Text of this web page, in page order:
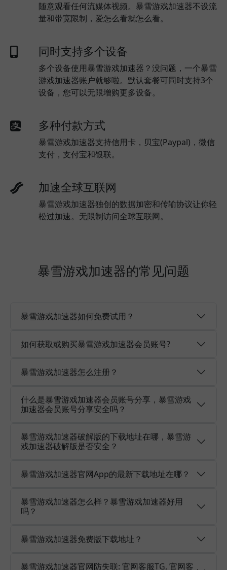
随意观看任何流媒体视频。暴雪游戏加速器不设流
量和带宽限制，爱怎么看就怎么看。
同时支持多个设备
多个设备使用暴雪游戏加速器？没问题，一个暴雪
游戏加速器账户就够啦。默认套餐可同时支持3个
设备，您可以无限增购更多设备。
多种付款方式
暴雪游戏加速器支持信用卡，贝宝(Paypal)，微信
支付，支付宝和银联。
加速全球互联网
暴雪游戏加速器独创的数据加密和传输协议让你轻
松过加速。无限制访问全球互联网。
暴雪游戏加速器的常见问题
暴雪游戏加速器如何免费试用？
如何获取或购买暴雪游戏加速器会员账号?
暴雪游戏加速器怎么注册？
什么是暴雪游戏加速器会员账号分享，暴雪游戏
加速器会员账号分享安全吗？
暴雪游戏加速器破解版的下载地址在哪，暴雪游
戏加速器破解版是否安全？
暴雪游戏加速器官网App的最新下载地址在哪？
暴雪游戏加速器怎么样？暴雪游戏加速器好用
吗？
暴雪游戏加速器免费版下载地址？
暴雪游戏加速器官网防失联: 官网客服TG, 官网客